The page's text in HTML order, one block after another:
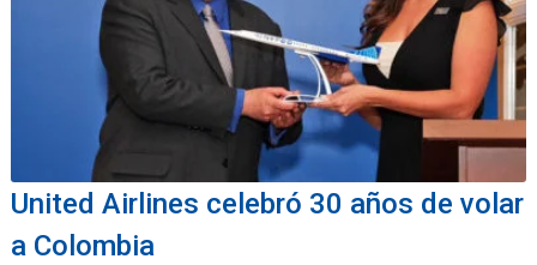
United Airlines celebró 30 años de volar
a Colombia